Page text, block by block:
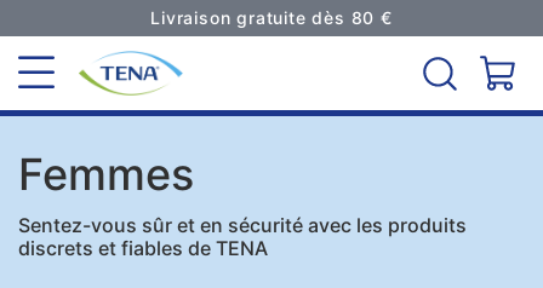
Livraison gratuite dès 80 €
Femmes
Sentez-vous sûr et en sécurité avec les produits
discrets et fiables de TENA